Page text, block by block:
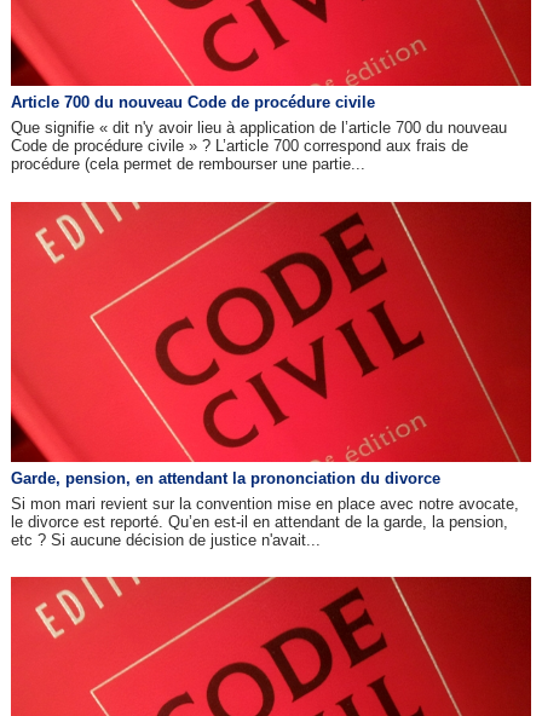
Article 700 du nouveau Code de procédure civile
Que signifie « dit n'y avoir lieu à application de l’article 700 du nouveau
Code de procédure civile » ? L’article 700 correspond aux frais de
procédure (cela permet de rembourser une partie...
Garde, pension, en attendant la prononciation du divorce
Si mon mari revient sur la convention mise en place avec notre avocate,
le divorce est reporté. Qu’en est-il en attendant de la garde, la pension,
etc ? Si aucune décision de justice n'avait...